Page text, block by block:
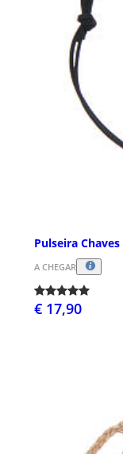
Pulseira
A CHEGAR
€ 17,90